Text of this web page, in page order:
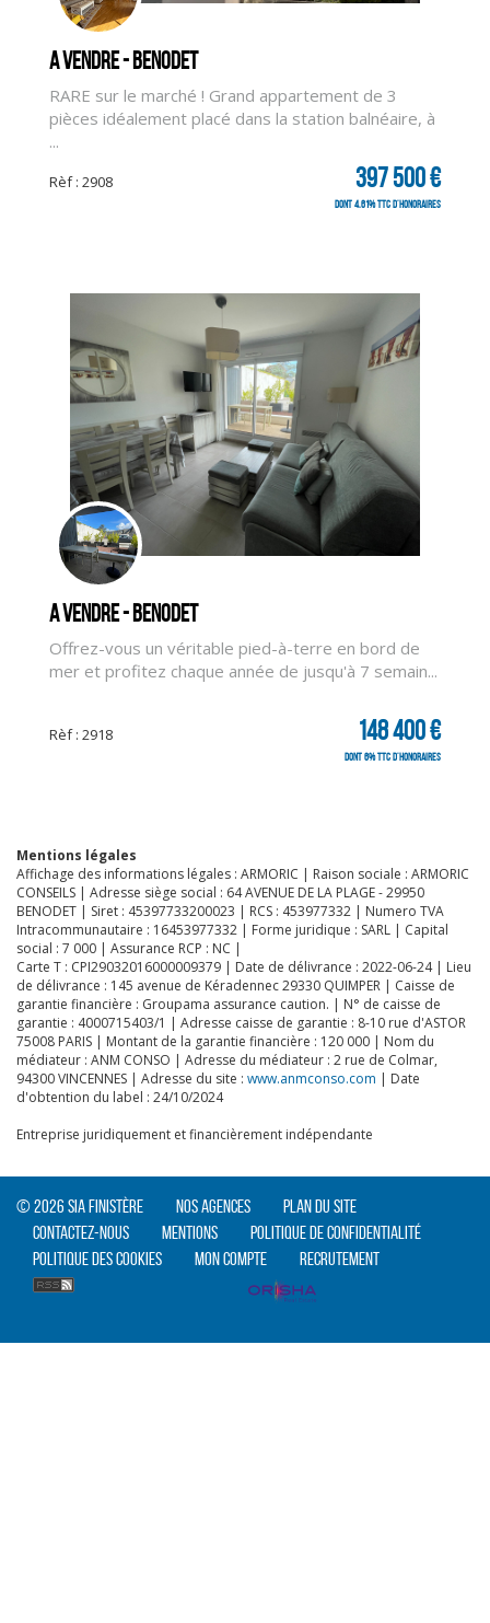
CLIQUER ICI POUR AGRANDIR
A vendre - BENODET
RARE sur le marché ! Grand appartement de 3
pièces idéalement placé dans la station balnéaire, à
...
Rèf : 2908 397 500 €
dont 4.61% TTC d'honoraires
A vendre - BENODET
Offrez-vous un véritable pied-à-terre en bord de
mer et profitez chaque année de jusqu'à 7 semain...
Rèf : 2918 148 400 €
dont 6% TTC d'honoraires
Mentions légales
Affichage des informations légales : ARMORIC | Raison sociale : ARMORIC
CONSEILS | Adresse siège social : 64 AVENUE DE LA PLAGE - 29950
BENODET | Siret : 45397733200023 | RCS : 453977332 | Numero TVA
Intracommunautaire : 16453977332 | Forme juridique : SARL | Capital
social : 7 000 | Assurance RCP : NC |
Carte T : CPI29032016000009379 | Date de délivrance : 2022-06-24 | Lieu
de délivrance : 145 avenue de Kéradennec 29330 QUIMPER | Caisse de
garantie financière : Groupama assurance caution. | N° de caisse de
garantie : 4000715403/1 | Adresse caisse de garantie : 8-10 rue d'ASTOR
75008 PARIS | Montant de la garantie financière : 120 000 | Nom du
médiateur : ANM CONSO | Adresse du médiateur : 2 rue de Colmar,
94300 VINCENNES | Adresse du site : www.anmconso.com | Date
d'obtention du label : 24/10/2024
Entreprise juridiquement et financièrement indépendante
© 2026 SIA Finistère Nos agences
Plan du site
Contactez-nous
Mentions
Politique de confidentialité
Politique des cookies
Mon compte Recrutement